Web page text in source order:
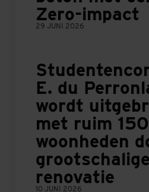
Zero-impact
29 JUNI 2026
E. du
wordt
met ruim 150
woonheden
grootschalige
renovatie
10 JUNI 2026